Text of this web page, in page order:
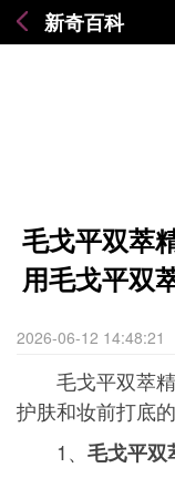
新奇百科
毛戈平双萃
用毛戈平双
2026-06-12 14:48:21
毛戈平双萃精
护肤和妆前打底
1、 毛戈平双